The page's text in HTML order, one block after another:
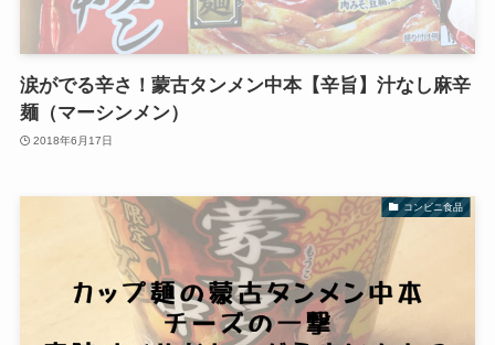
涙がでる辛さ！蒙古タンメン中本【辛旨】汁なし麻辛
麺（マーシンメン）
2018年6月17日
コンビニ食品